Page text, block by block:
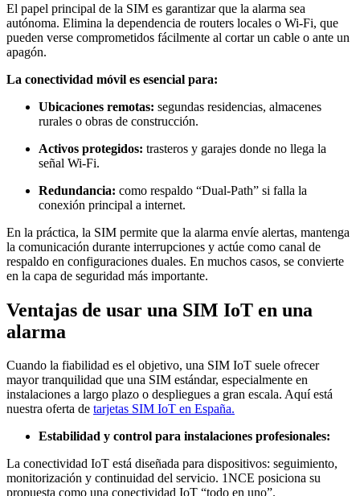
El papel principal de la SIM es garantizar que la alarma sea
autónoma. Elimina la dependencia de routers locales o Wi-Fi, que
pueden verse comprometidos fácilmente al cortar un cable o ante un
apagón.
La conectividad móvil es esencial para:
Ubicaciones remotas: segundas residencias, almacenes
rurales o obras de construcción.
Activos protegidos: trasteros y garajes donde no llega la
señal Wi-Fi.
Redundancia: como respaldo “Dual-Path” si falla la
conexión principal a internet.
En la práctica, la SIM permite que la alarma envíe alertas, mantenga
la comunicación durante interrupciones y actúe como canal de
respaldo en configuraciones duales. En muchos casos, se convierte
en la capa de seguridad más importante.
Ventajas de usar una SIM IoT en una
alarma
Cuando la fiabilidad es el objetivo, una SIM IoT suele ofrecer
mayor tranquilidad que una SIM estándar, especialmente en
instalaciones a largo plazo o despliegues a gran escala. Aquí está
nuestra oferta de tarjetas SIM IoT en España.
Estabilidad y control para instalaciones profesionales:
La conectividad IoT está diseñada para dispositivos: seguimiento,
monitorización y continuidad del servicio. 1NCE posiciona su
propuesta como una conectividad IoT “todo en uno”.